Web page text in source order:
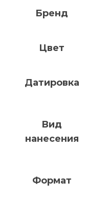
Бренд
Цвет
Датировка
Вид
нанесения
Формат